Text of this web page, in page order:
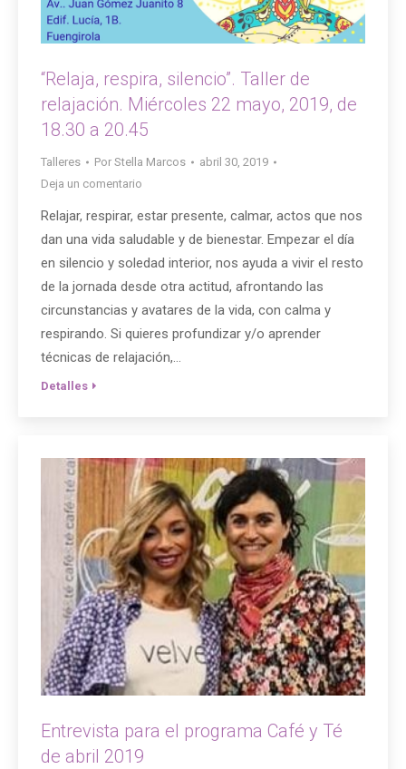
“Relaja, respira, silencio”. Taller de
relajación. Miércoles 22 mayo, 2019, de
18.30 a 20.45
Talleres Por Stella Marcos
abril 30, 2019
Deja un comentario
Relajar, respirar, estar presente, calmar, actos que nos
dan una vida saludable y de bienestar. Empezar el día
en silencio y soledad interior, nos ayuda a vivir el resto
de la jornada desde otra actitud, afrontando las
circunstancias y avatares de la vida, con calma y
respirando. Si quieres profundizar y/o aprender
técnicas de relajación,…
Detalles
Entrevista para el programa Café y Té
de abril 2019